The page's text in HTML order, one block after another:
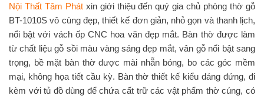
Nội Thất Tâm Phátxin giới thiệu đến quý gia chủ phòng thờ gỗ
BT-1010S vô cùng đẹp, thiết kế đơn giản, nhỏ gọn và thanh lịch,
nổi bật với vách ốp CNC hoa văn đẹp mắt. Bàn thờ được làm
từ chất liệu gỗ sồi màu vàng sáng đẹp mắt, vân gỗ nổi bật sang
trọng, bề mặt bàn thờ được mài nhẵn bóng, bo các góc mềm
mại, không họa tiết cầu kỳ. Bàn thờ thiết kế kiểu dáng đứng, đi
kèm với tủ đồ dùng để chứa cất trữ các vật phẩm thờ cúng, có